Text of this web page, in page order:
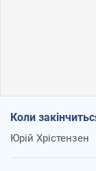
Коли
Юрій Хрістензен